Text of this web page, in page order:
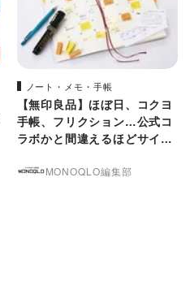
ノート・メモ・手帳
【無印良品】ほぼ日、コクヨ
手帳、フリクション…公式コ
ラボかと間違えるほどサイズ
MONOQLO編集部